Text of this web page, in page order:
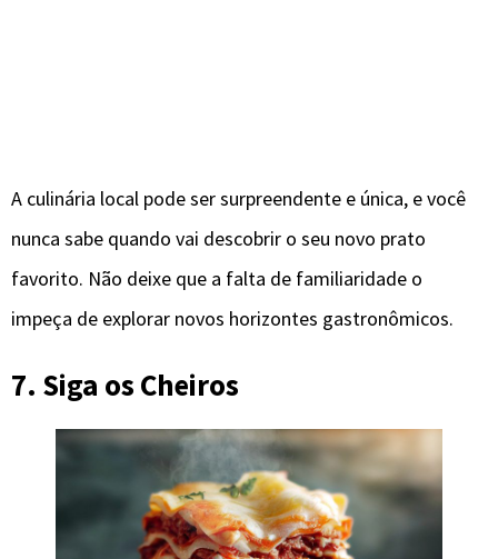
A culinária local pode ser surpreendente e única, e você
nunca sabe quando vai descobrir o seu novo prato
favorito. Não deixe que a falta de familiaridade o
impeça de explorar novos horizontes gastronômicos.
7. Siga os Cheiros